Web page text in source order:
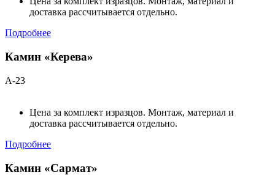
доставка рассчитывается отдельно.
Подробнее
Камин «Керева»
А-23
Цена за комплект изразцов. Монтаж, материал и
доставка рассчитывается отдельно.
Подробнее
Камин «Сармат»